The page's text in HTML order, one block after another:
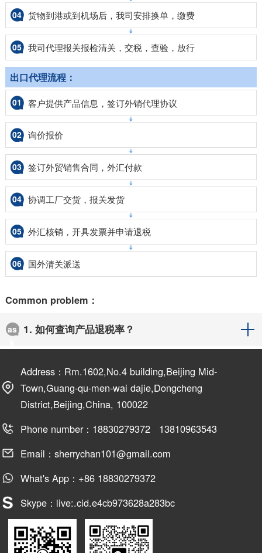
04 货物到港或到机场后，我司安排换单，缴费
05 我司代理报关报检清关，交税，查验，放行
出口代理流程：
01 客户提供产品信息，签订外销代理协议
02 询价报价
03 签订外贸销售合同，外汇付款
04 协调工厂交货，报关发货
05 外汇核销，开具发票并申请退税
06 国外清关派送
Common problem：
as
1. 如何查询产品退税率？
Address：Rm.1602,No.4 building,Beijing Mid-
Town,Guang-qu-men-wai dajie,Dongcheng
District,Beijing,China, 100022
Phone number：18830279372 13810963543
Email：sherrychan101@gmail.com
What's App：+86 18830279372
Skype：live:.cid.e4cb973628a283bc